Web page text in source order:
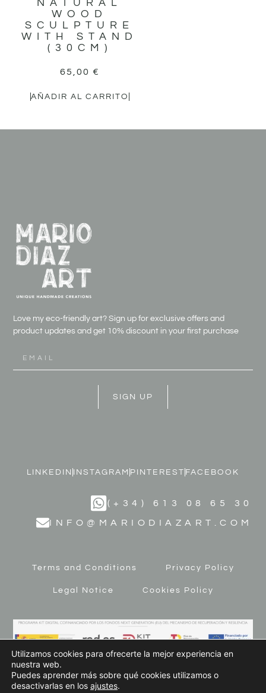
NATURAL
WOOD
SCULPTURE
WITH STAND
(30CM)
65,00 €
AÑADIR AL CARRITO
Love my eco-friendly art? Sign up for exclusive offers and
product updates and get 10% discount in your first purchase
SIGN UP
LINKEDIN INSTAGRAM PINTEREST FACEBOOK
(+34) 613 08 65 30
INFO@MARIODIAZART.COM
Terms and Conditions Privacy Policy
Legal Notice Cookies Policy
Utilizamos cookies para ofrecerte la mejor experiencia en
nuestra web.
Puedes aprender más sobre qué cookies utilizamos o
desactivarlas en los ajustes.